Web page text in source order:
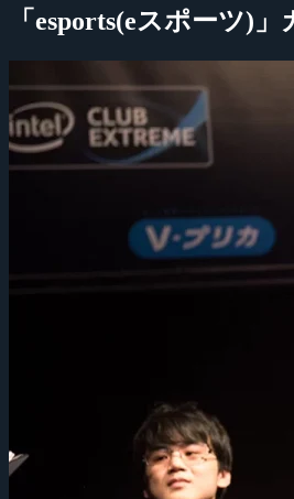
「esports(eスポーツ)